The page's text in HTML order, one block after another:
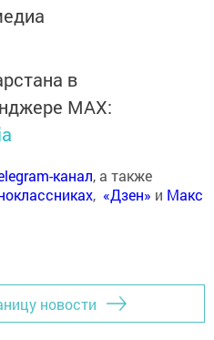
в
MАХ:
канал, а также
, «Дзен» и Макс
новости